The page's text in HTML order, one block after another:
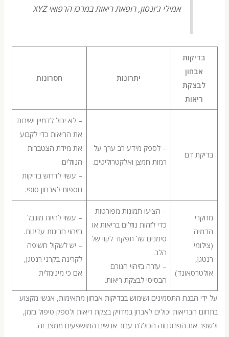
אמילי ג'ונסון, רופאת ריאות במרכז הרפואי XYZ
– לספק מידע רב ערך על
רמות חמצן ואלקטרוליטים.
– לא יכול לדמיין ישירות
את הריאות כדי לקבוע
את מידת הצטברות
הנוזלים.
– עשוי לדרוש בדיקות
נוספות לאבחון סופי.
– הציעו תמונות מפורטות
כדי לזהות נוזלים בריאות או
סימנים של תפקוד לקוי של
– עזרה בזיהוי הגורם
הבסיסי לבצקת ריאות.
– עשוי להיות מוגבל
בזיהוי חריגות עדינות.
– יש לשקול חשיפה
לקרינה בקרני רנטגן,
אם כי מינימלית.
הבנת התסמינים ושימוש בבדיקות אבחון מתאימות, אנשי מקצוע
יכולים לאבחן במדויק בצקת ריאות ולספק טיפול בזמן,
את הפרוגנוזה הכוללת עבור אנשים המושפעים ממצב זה.